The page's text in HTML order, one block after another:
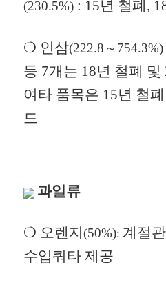
(230.5%) : 15년 철폐,
❍ 인삼(222.8～754.3%)
등 7개는 18년 철폐
여타 품목은 15년 철
드
과일류
❍ 오렌지(50%): 계절
수입쿼타 제공